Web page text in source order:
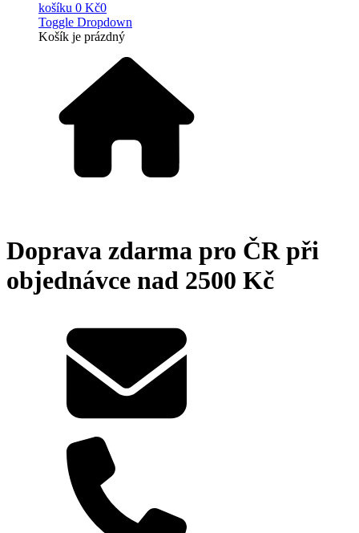
košíku 0 Kč0
Toggle Dropdown
Košík je prázdný
Doprava zdarma pro ČR při
objednávce nad 2500 Kč